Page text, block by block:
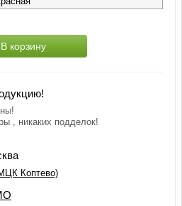
В корзину
, никаких подделок!
Коптево)